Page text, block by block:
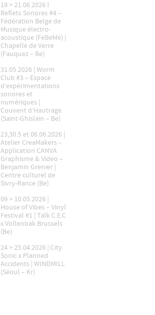
19 > 21.06.2026 l
Reflets Sonores #4 –
Fédération Belge de
Musique électro-
acoustique (FeBeMe) |
Chapelle de Verre
(Fauquez – Be)
31.05.2026 | Worm
Club #3 – Espace
d’expérimentations
sonores et
numériques |
Couvent d’Hautrage
(Saint-Ghislain – Be)
23,30.5 et 06.06.2026 |
Atelier CreaMakers –
Application CANVA
Graphisme & Video –
Benjamin Grenier |
Centre culturel de
Sivry-Rance (Be)
09 > 10.05.2026 |
House of Vibes – Vinyl
Festival #1 | Talk C.E.C
x Vollenbak Brussels
(Be)
24 > 25.04.2026 | City
Sonic x Planned
Accidents | WINDMILL
(Séoul – Kr)